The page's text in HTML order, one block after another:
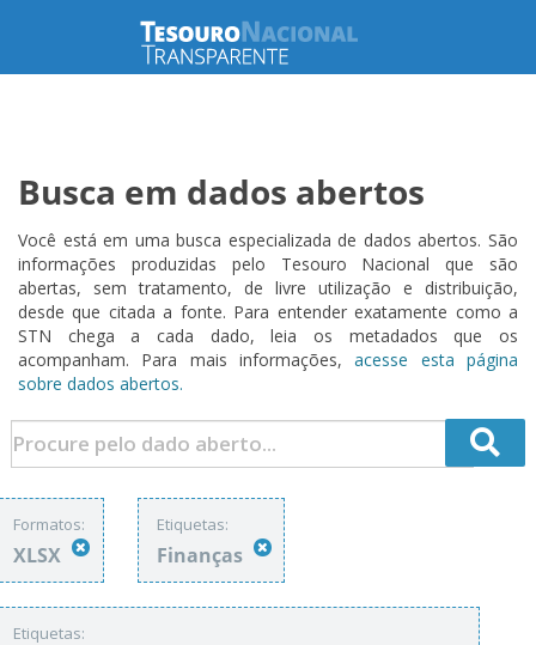
Busca em dados abertos
Você está em uma busca especializada de dados abertos. São
informações produzidas pelo Tesouro Nacional que são
abertas, sem tratamento, de livre utilização e distribuição,
desde que citada a fonte. Para entender exatamente como a
STN chega a cada dado, leia os metadados que os
acompanham. Para mais informações,acesse esta página
sobre dados abertos.
Formatos:
XLSX
Etiquetas:
Finanças
Etiquetas: